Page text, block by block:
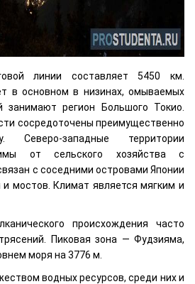
линии составляет 5450 км.
в основном в низинах, омываемых
занимают регион Большого Токио.
сосредоточены преимущественно
западные территории
от сельского хозяйства с
с соседними островами Японии
мостов. Климат является мягким и
происхождения часто
Пиковая зона — Фудзияма,
моря на 3776 м.
водных ресурсов, среди них и